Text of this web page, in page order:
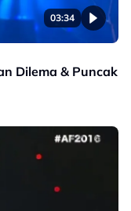
03:34
Dilema & Puncak